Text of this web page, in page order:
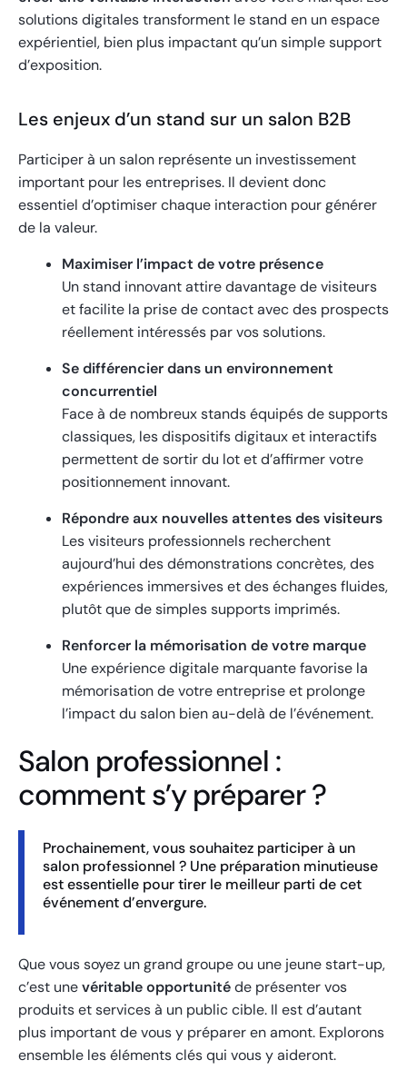
solutions digitales transforment le stand en un espace
expérientiel, bien plus impactant qu’un simple support
d’exposition.
Les enjeux d’un stand sur un salon B2B
Participer à un salon représente un investissement
important pour les entreprises. Il devient donc
essentiel d’optimiser chaque interaction pour générer
de la valeur.
Maximiser l’impact de votre présence
Un stand innovant attire davantage de visiteurs
et facilite la prise de contact avec des prospects
réellement intéressés par vos solutions.
Se différencier dans un environnement
concurrentiel
Face à de nombreux stands équipés de supports
classiques, les dispositifs digitaux et interactifs
permettent de sortir du lot et d’affirmer votre
positionnement innovant.
Répondre aux nouvelles attentes des visiteurs
Les visiteurs professionnels recherchent
aujourd’hui des démonstrations concrètes, des
expériences immersives et des échanges fluides,
plutôt que de simples supports imprimés.
Renforcer la mémorisation de votre marque
Une expérience digitale marquante favorise la
mémorisation de votre entreprise et prolonge
l’impact du salon bien au-delà de l’événement.
Salon professionnel :
comment s’y préparer ?
Prochainement, vous souhaitez participer à un
salon professionnel ? Une préparation minutieuse
est essentielle pour tirer le meilleur parti de cet
événement d’envergure.
Que vous soyez un grand groupe ou une jeune start-up,
c’est unevéritable opportunitéde présenter vos
produits et services à un public cible. Il est d’autant
plus important de vous y préparer en amont. Explorons
ensemble les éléments clés qui vous y aideront.